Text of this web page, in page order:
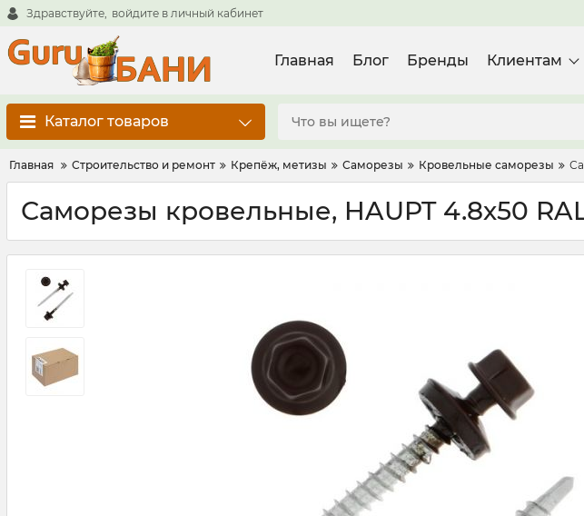
Здравствуйте, войдите в личный кабинет
Главная Блог Бренды Клиентам
Каталог товаров
Главная Строительство и ремонт Крепёж, метизы Саморезы Кровельные саморезы
Саморезы кровельные, HAUPT 4.8х50